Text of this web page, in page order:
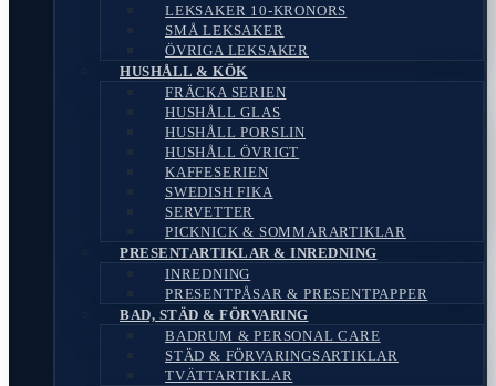
LEKSAKER 10-KRONORS
SMÅ LEKSAKER
ÖVRIGA LEKSAKER
HUSHÅLL & KÖK
FRÄCKA SERIEN
HUSHÅLL GLAS
HUSHÅLL PORSLIN
HUSHÅLL ÖVRIGT
KAFFESERIEN
SWEDISH FIKA
SERVETTER
PICKNICK & SOMMARARTIKLAR
PRESENTARTIKLAR & INREDNING
INREDNING
PRESENTPÅSAR & PRESENTPAPPER
BAD, STÄD & FÖRVARING
BADRUM & PERSONAL CARE
STÄD & FÖRVARINGSARTIKLAR
TVÄTTARTIKLAR